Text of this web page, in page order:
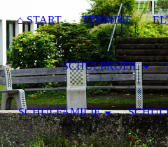
⌂ START TERMINE
SCHULPROFIL
SCHULFAMILIE